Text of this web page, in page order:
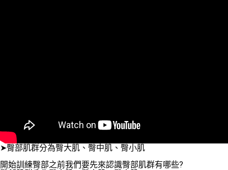
➤臀部肌群分為臀大肌、臀中肌、臀小肌
開始訓練臀部之前我們要先來認識臀部肌群有哪些?